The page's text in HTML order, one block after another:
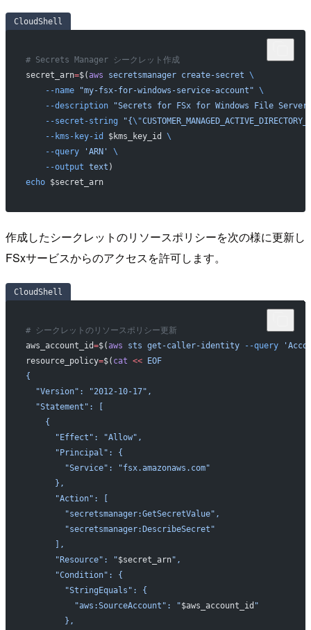
CloudShell
# Secrets Manager シークレット作成
secret_arn=$(aws secretsmanager create-secret \
    --name
"my-fsx-for-windows-service-account" \
    --description
"Secrets for FSx for Windows File
    --secret-string
"{\"
    --kms-key-id
$kms_key_id \
    --query
'ARN'
\
    --output
text )
echo $secret_arn
作成したシークレットのリソースポリシーを次の様に更新し
FSxサービスからのアクセスを許可します。
CloudShell
# シークレットのリソースポリシー更新
aws_account_id=$(aws sts get-caller-identity --query
resource_policy=$( cat << EOF
{
  "Version": "2012-10-17",
  "Statement": [
    {
      "Effect": "Allow",
      "Principal": {
        "Service": "fsx.amazonaws.com"
      },
      "Action": [
        "secretsmanager:GetSecretValue",
        "secretsmanager:DescribeSecret"
      ],
      "Resource": "
$secret_arn",
      "Condition": {
        "StringEquals": {
          "aws:SourceAccount": "
$aws_account_id "
        },